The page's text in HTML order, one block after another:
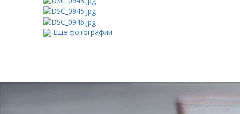
Еще фотографии